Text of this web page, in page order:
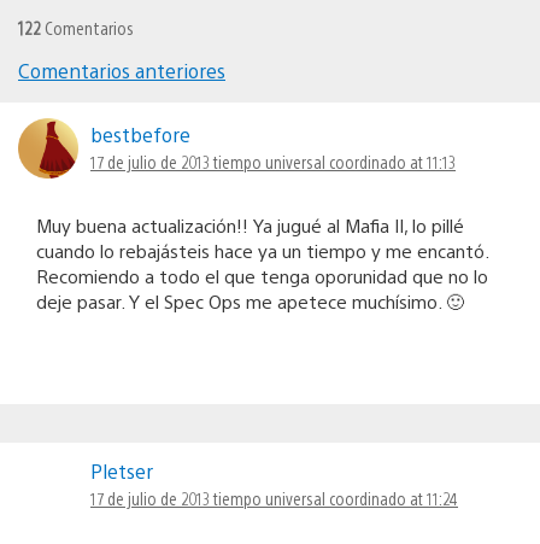
122 Comentarios
de
comentarios
Comentarios anteriores
bestbefore
17 de julio de 2013 tiempo universal coordinado at 11:13
Muy buena actualización!! Ya jugué al Mafia II, lo pillé
cuando lo rebajásteis hace ya un tiempo y me encantó.
Recomiendo a todo el que tenga oporunidad que no lo
deje pasar. Y el Spec Ops me apetece muchísimo. 🙂
Pletser
17 de julio de 2013 tiempo universal coordinado at 11:24